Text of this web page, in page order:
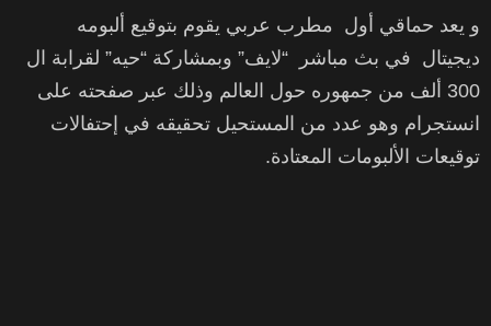
و يعد حماقي أول مطرب عربي يقوم بتوقيع ألبومه
ديجيتال في بث مباشر “لايف” وبمشاركة “حيه” لقرابة ال
300 ألف من جمهوره حول العالم وذلك عبر صفحته على
انستجرام وهو عدد من المستحيل تحقيقه في إحتفالات
توقيعات الألبومات المعتادة.